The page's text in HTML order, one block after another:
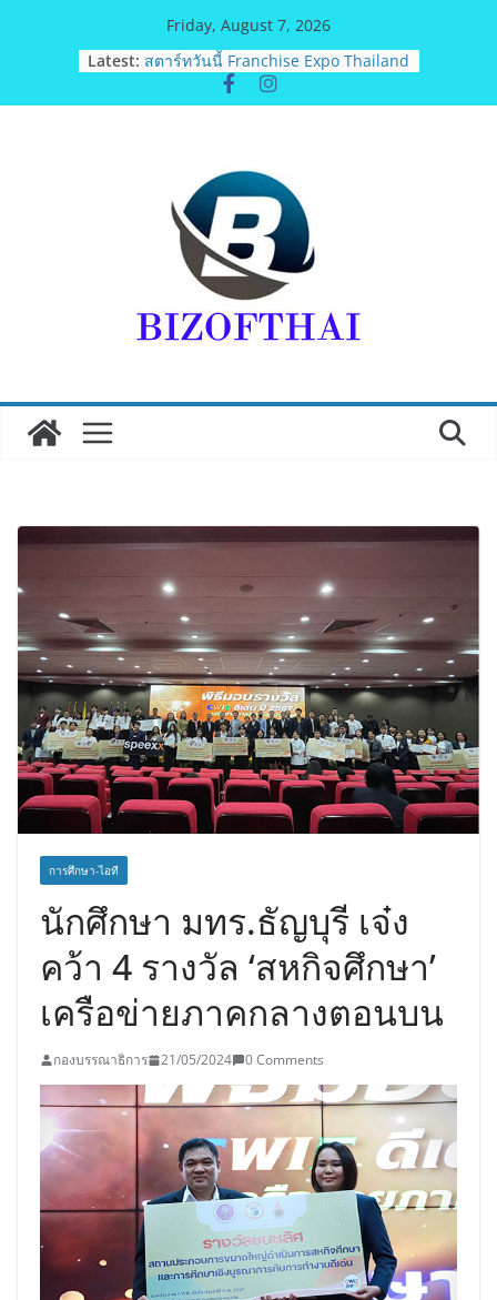
Friday, August 7, 2026
Latest: สตาร์ทวันนี้ Franchise Expo Thailand
& TESE 2026 วันที่ 6-9 ส.ค.69 ฮอลล์ 6-
8 เมืองทองธานีพบทัพธุรกิจ&แฟรนไชส์
เงินสะพัด 220 ลบ.
ฟุตซอลไทย เสมอ เวียดนาม 3-3 ลุ้นคว้า
แชมป์คอนติเนนทัล 2026 นัดสุดท้าย
มทร.กรุงเทพ โต้ข่าวเท็จยันดำเนินงาน
ตามธรรมาภิบาล แจงชัด MOU–
หลักสูตร–วีซ่าถูกต้องตามกฎหมาย พร้อม
จ่อดำเนินคดีผู้บิดเบือนข้อมูล
ฟุตซอลไทย พ่าย รัสเซีย 1-7 ส่งท้าย
รายการ คอนติเนนทัล ฟุตซอล
การศึกษา-ไอที
นักศึกษา มทร.ธัญบุรี เจ๋ง
คว้า 4 รางวัล ‘สหกิจศึกษา’
เครือข่ายภาคกลางตอนบน
กองบรรณาธิการ 21/05/2024 0 Comments